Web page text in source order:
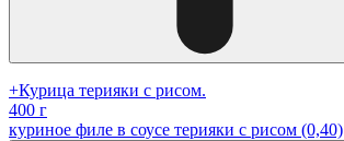
+Курица терияки с рисом.
400 г
куриное филе в соусе терияки с рисом (0,40)